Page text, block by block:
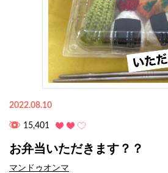
2022.08.10
15,401
お弁当いただきます？？
マンドゥオンマ